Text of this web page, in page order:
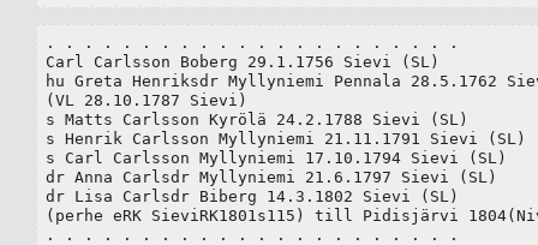
. . . . . . . . . . . . . . . . . . . . . .
Carl Carlsson Boberg 29.1.1756 Sievi (SL)
hu Greta Henriksdr Myllyniemi Pennala 28.5.1762
(VL 28.10.1787 Sievi)
s Matts Carlsson Kyrölä 24.2.1788 Sievi (SL)
s Henrik Carlsson Myllyniemi 21.11.1791 Sievi (SL)
s Carl Carlsson Myllyniemi 17.10.1794 Sievi (SL)
dr Anna Carlsdr Myllyniemi 21.6.1797 Sievi (SL)
dr Lisa Carlsdr Biberg 14.3.1802 Sievi (SL)
(perhe eRK SieviRK1801s115) till Pidisjärvi
. . . . . . . . . . . . . . . . . . . . . .